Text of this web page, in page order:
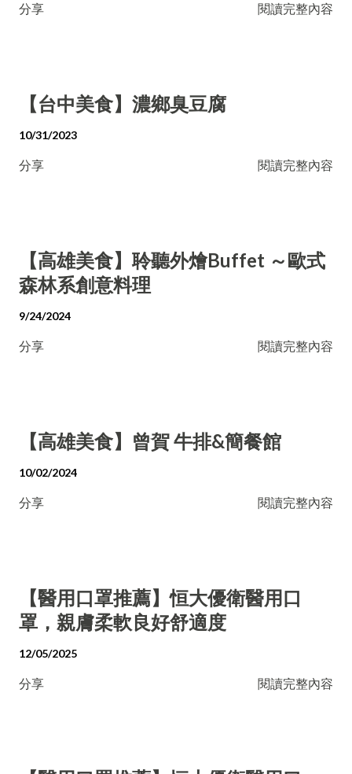
分享 閱讀完整內容
【台中美食】濃鄉臭豆腐
10/31/2023
分享 閱讀完整內容
【高雄美食】聆聽外燴Buffet ～歐式
森林系創意料理
9/24/2024
分享 閱讀完整內容
【高雄美食】曾賀 牛排&簡餐館
10/02/2024
分享 閱讀完整內容
【醫用口罩推薦】恒大優衛醫用口
罩，親膚柔軟良好舒適度
12/05/2025
分享 閱讀完整內容